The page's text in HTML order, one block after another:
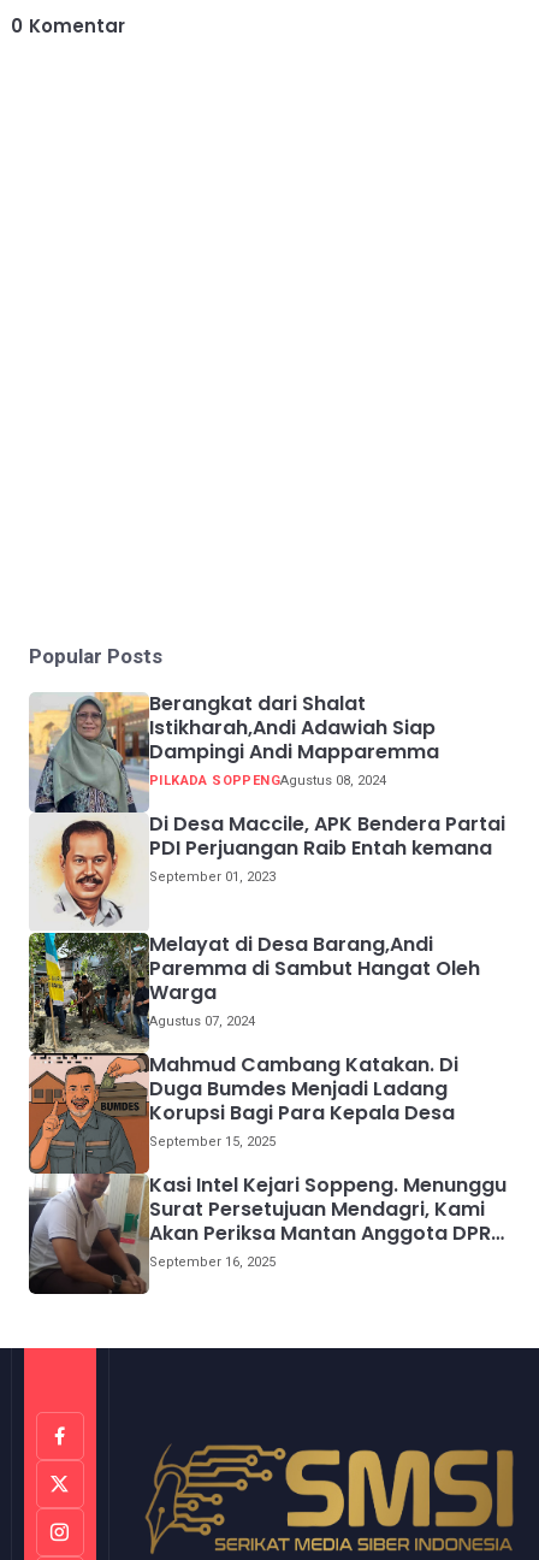
0 Komentar
Popular Posts
Berangkat dari Shalat
Istikharah,Andi Adawiah Siap
Dampingi Andi Mapparemma
PILKADA SOPPENGAgustus 08, 2024
Di Desa Maccile, APK Bendera Partai
PDI Perjuangan Raib Entah kemana
September 01, 2023
Melayat di Desa Barang,Andi
Paremma di Sambut Hangat Oleh
Warga
Agustus 07, 2024
Mahmud Cambang Katakan. Di
Duga Bumdes Menjadi Ladang
Korupsi Bagi Para Kepala Desa
September 15, 2025
Kasi Intel Kejari Soppeng. Menunggu
Surat Persetujuan Mendagri, Kami
Akan Periksa Mantan Anggota DPRD
Provinsi Sulsel
September 16, 2025